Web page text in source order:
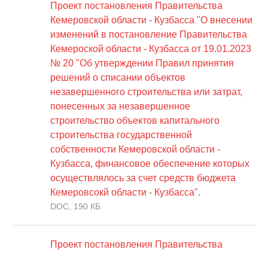
Проект постановления Правительства
Кемеровской области - Кузбасса "О внесении
изменений в постановление Правительства
Кемероской области - Кузбасса от 19.01.2023
№ 20 "Об утверждении Правил принятия
решений о списании объектов
незавершенного строительства или затрат,
понесенных за незавершенное
строительство объектов капитального
строительства государственной
собственности Кемеровской области -
Кузбасса, финансовое обеспечение которых
осуществлялось за счет средств бюджета
Кемеровсокй области - Кузбасса".
DOC, 190 КБ
Проект постановления Правительства